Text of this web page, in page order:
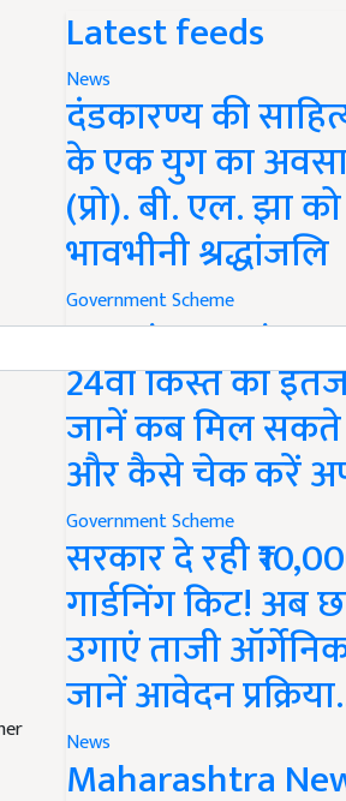
Latest feeds
News
दंडकारण्य की
के एक युग का
(प्रो). बी. एल. झा
भावभीनी श्रद्धांजलि
Government Scheme
PM Kisan
24वीं किस्त का
जानें कब मिल सकते
और कैसे चेक करें
Government Scheme
सरकार दे रही
गार्डनिंग किट! अब
उगाएं ताजी
जानें आवेदन
News
Maharashtra